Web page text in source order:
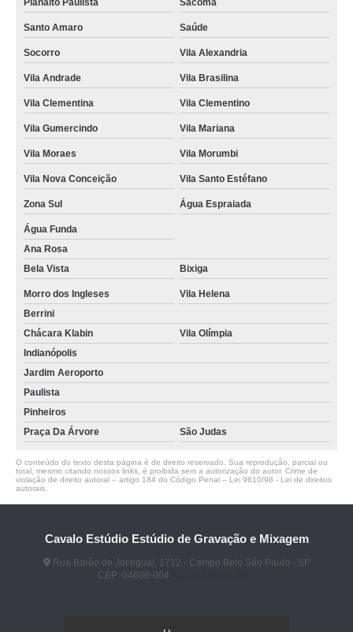
Planalto Paulista Sacomã
Santo Amaro Saúde
Socorro Vila Alexandria
Vila Andrade Vila Brasilina
Vila Clementina Vila Clementino
Vila Gumercindo Vila Mariana
Vila Moraes Vila Morumbi
Vila Nova Conceição Vila Santo Estéfano
Zona Sul Água Espraiada
Água Funda
Ana Rosa
Bela Vista
Bixiga
Morro dos Ingleses
Vila Helena
Berrini
Chácara Klabin
Vila Olímpia
Indianópolis
Jardim Aeroporto
Paulista
Pinheiros
Praça Da Árvore
São Judas
O conteúdo do texto desta página é de direito reservado. Sua reprodução, parcial ou
total, mesmo citando nossos links, é proibida sem a autorização do autor. Crime de
violação de direito autoral – artigo 184 do Código Penal – Lei 9610/98 - Lei de direitos
autorais
Cavalo Estúdio Estúdio de Gravação e Mixagem
Rua Barão de Jaceguai, 1712 - Campo Belo São Paulo - SP
CEP: 04606-004